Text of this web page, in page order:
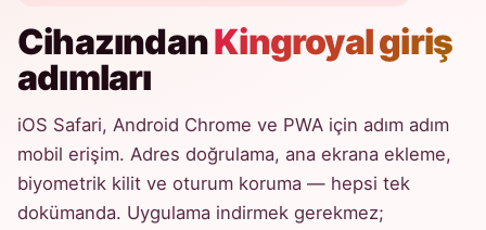
CihazındanKingroyal giriş
adımları
iOS Safari, Android Chrome ve PWA için adım adım
mobil erişim. Adres doğrulama, ana ekrana ekleme,
biyometrik kilit ve oturum koruma — hepsi tek
dokümanda. Uygulama indirmek gerekmez;